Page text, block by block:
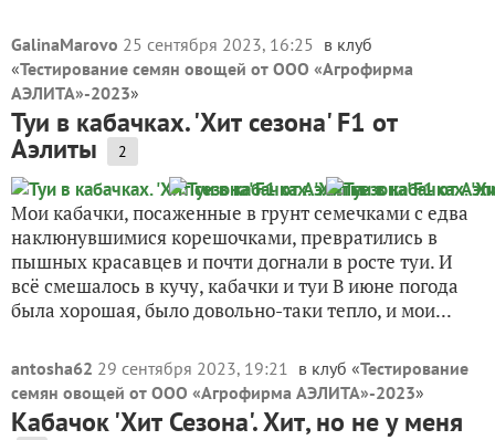
GalinaMarovo 25 сентября 2023, 16:25 в клуб
«Тестирование семян овощей от ООО «Агрофирма
АЭЛИТА»-2023»
Туи в кабачках. 'Хит сезона' F1 от
Аэлиты 2
Мои кабачки, посаженные в грунт семечками с едва
наклюнувшимися корешочками, превратились в
пышных красавцев и почти догнали в росте туи. И
всё смешалось в кучу, кабачки и туи В июне погода
была хорошая, было довольно-таки тепло, и мои...
antosha62 29 сентября 2023, 19:21 в клуб «Тестирование
семян овощей от ООО «Агрофирма АЭЛИТА»-2023»
Кабачок 'Хит Сезона'. Хит, но не у меня